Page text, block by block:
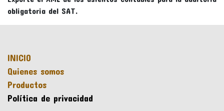
obligatoria del SAT.
INICIO
Quienes somos
Productos
Política de privacidad